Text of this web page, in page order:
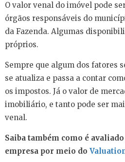
O valor venal do imóvel pode
órgãos responsáveis do
da Fazenda. Algumas
próprios.
Sempre que algum dos fatores
se atualiza e passa a contar
os impostos. Já o valor de
imobiliário, e tanto pode ser
venal.
Saiba também como é
empresa por meio do